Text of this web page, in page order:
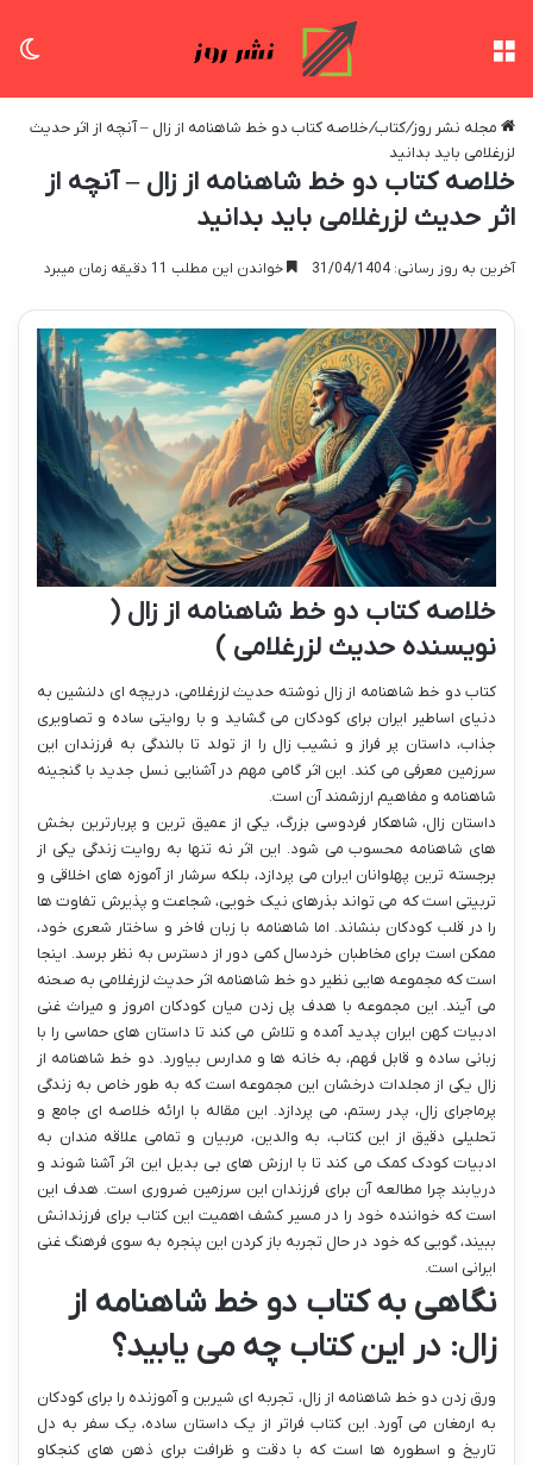
مجله نشر روز/کتاب/خلاصه کتاب دو خط شاهنامه از زال – آنچه از اثر حدیث
لزرغلامی باید بدانید
خلاصه کتاب دو خط شاهنامه از زال – آنچه از
اثر حدیث لزرغلامی باید بدانید
آخرین به روز رسانی: 31/04/1404 خواندن این مطلب 11 دقیقه زمان میبرد
خلاصه کتاب دو خط شاهنامه از زال (
نویسنده حدیث لزرغلامی )
کتاب دو خط شاهنامه از زال نوشته حدیث لزرغلامی، دریچه ای دلنشین به
دنیای اساطیر ایران برای کودکان می گشاید و با روایتی ساده و تصاویری
جذاب، داستان پر فراز و نشیب زال را از تولد تا بالندگی به فرزندان این
سرزمین معرفی می کند. این اثر گامی مهم در آشنایی نسل جدید با گنجینه
شاهنامه و مفاهیم ارزشمند آن است.
داستان زال، شاهکار فردوسی بزرگ، یکی از عمیق ترین و پربارترین بخش
های شاهنامه محسوب می شود. این اثر نه تنها به روایت زندگی یکی از
برجسته ترین پهلوانان ایران می پردازد، بلکه سرشار از آموزه های اخلاقی و
تربیتی است که می تواند بذرهای نیک خویی، شجاعت و پذیرش تفاوت ها
را در قلب کودکان بنشاند. اما شاهنامه با زبان فاخر و ساختار شعری خود،
ممکن است برای مخاطبان خردسال کمی دور از دسترس به نظر برسد. اینجا
است که مجموعه هایی نظیر دو خط شاهنامه اثر حدیث لزرغلامی به صحنه
می آیند. این مجموعه با هدف پل زدن میان کودکان امروز و میراث غنی
ادبیات کهن ایران پدید آمده و تلاش می کند تا داستان های حماسی را با
زبانی ساده و قابل فهم، به خانه ها و مدارس بیاورد. دو خط شاهنامه از
زال یکی از مجلدات درخشان این مجموعه است که به طور خاص به زندگی
پرماجرای زال، پدر رستم، می پردازد. این مقاله با ارائه خلاصه ای جامع و
تحلیلی دقیق از این کتاب، به والدین، مربیان و تمامی علاقه مندان به
ادبیات کودک کمک می کند تا با ارزش های بی بدیل این اثر آشنا شوند و
دریابند چرا مطالعه آن برای فرزندان این سرزمین ضروری است. هدف این
است که خواننده خود را در مسیر کشف اهمیت این کتاب برای فرزندانش
ببیند، گویی که خود در حال تجربه باز کردن این پنجره به سوی فرهنگ غنی
ایرانی است.
نگاهی به کتاب دو خط شاهنامه از
زال: در این کتاب چه می یابید؟
ورق زدن دو خط شاهنامه از زال، تجربه ای شیرین و آموزنده را برای کودکان
به ارمغان می آورد. این کتاب فراتر از یک داستان ساده، یک سفر به دل
تاریخ و اسطوره ها است که با دقت و ظرافت برای ذهن های کنجکاو